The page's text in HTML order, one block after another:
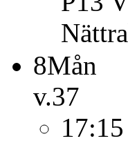
8Mån
v.37